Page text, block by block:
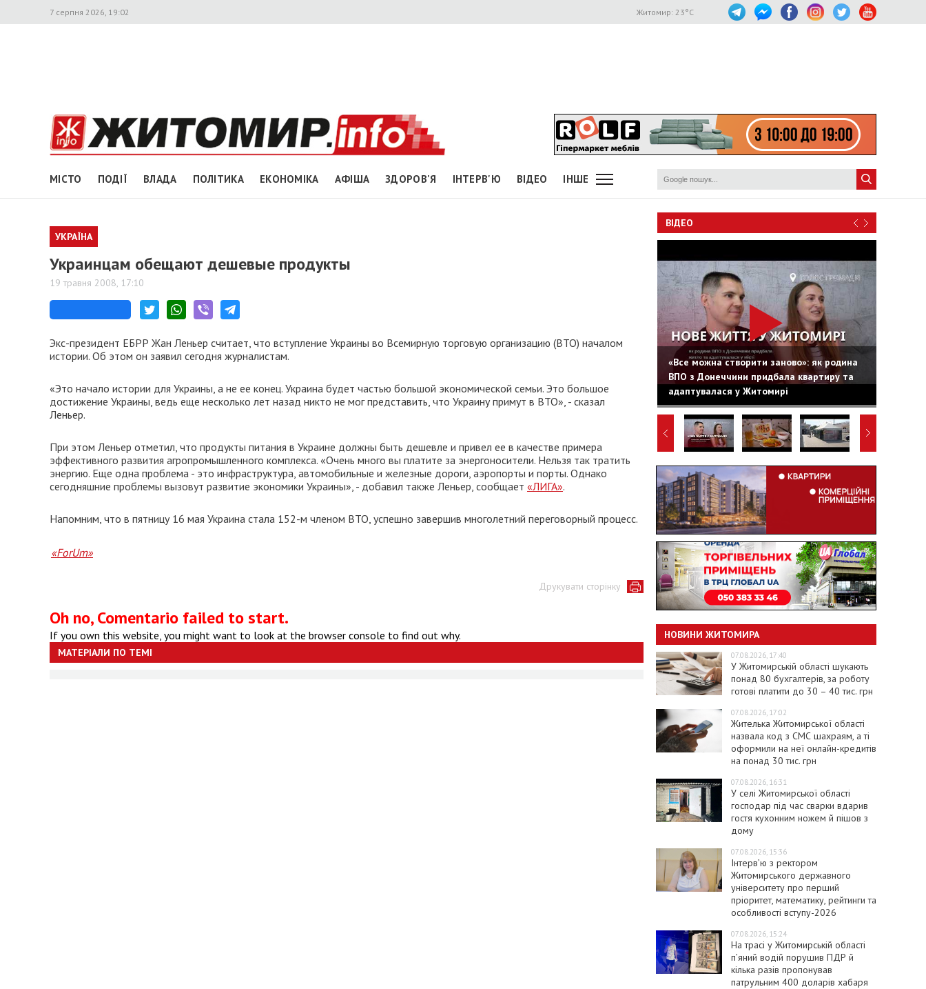
7 серпня 2026, 19:02 Житомир: 23°C
МІСТО ПОДІЇ ВЛАДА ПОЛІТИКА ЕКОНОМІКА АФІША ЗДОРОВ'Я ІНТЕРВ'Ю ВІДЕО ІНШЕ
УКРАЇНА
Украинцам обещают дешевые продукты
19 травня 2008, 17:10
Экс-президент ЕБРР Жан Леньер считает, что вступление Украины во Всемирную торговую организацию (ВТО) началом
истории. Об этом он заявил сегодня журналистам.
«Это начало истории для Украины, а не ее конец. Украина будет частью большой экономической семьи. Это большое
достижение Украины, ведь еще несколько лет назад никто не мог представить, что Украину примут в ВТО», - сказал
Леньер.
При этом Леньер отметил, что продукты питания в Украине должны быть дешевле и привел ее в качестве примера
эффективного развития агропромышленного комплекса. «Очень много вы платите за энергоносители. Нельзя так тратить
энергию. Еще одна проблема - это инфраструктура, автомобильные и железные дороги, аэропорты и порты. Однако
сегодняшние проблемы вызовут развитие экономики Украины», - добавил также Леньер, сообщает «ЛИГА».
Напомним, что в пятницу 16 мая Украина стала 152-м членом ВТО, успешно завершив многолетний переговорный процесс.
«ForUm»
Друкувати сторінку
Oh no, Comentario failed to start.
If you own this website, you might want to look at the browser console to find out why.
МАТЕРІАЛИ ПО ТЕМІ
ВІДЕО
«Все можна створити заново»: як родина
ВПО з Донеччини придбала квартиру та
адаптувалася у Житомирі
НОВИНИ ЖИТОМИРА
07.08.2026, 17:40
У Житомирській області шукають
понад 80 бухгалтерів, за роботу
готові платити до 30 – 40 тис. грн
07.08.2026, 17:02
Жителька Житомирської області
назвала код з СМС шахраям, а ті
оформили на неї онлайн-кредитів
на понад 30 тис. грн
07.08.2026, 16:31
У селі Житомирської області
господар під час сварки вдарив
гостя кухонним ножем й пішов з
дому
07.08.2026, 15:36
Інтерв’ю з ректором
Житомирського державного
університету про перший
пріоритет, математику, рейтинги та
особливості вступу-2026
07.08.2026, 15:24
На трасі у Житомирській області
п’яний водій порушив ПДР й
кілька разів пропонував
патрульним 400 доларів хабаря